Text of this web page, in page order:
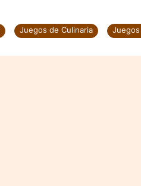
Juegos de Culinaria